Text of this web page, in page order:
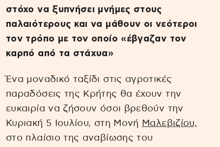
στόχο να ξυπνήσει μνήμες στους
παλαιότερους και να μάθουν οι νεότεροι
τον τρόπο με τον οποίο «έβγαζαν τον
καρπό από τα στάχυα»
Ένα μοναδικό ταξίδι στις αγροτικές
παραδόσεις της Κρήτης θα έχουν την
ευκαιρία να ζήσουν όσοι βρεθούν την
Κυριακή 5 Ιουλίου, στη Μονή Μαλεβιζίου,
στο πλαίσιο της αναβίωσης του